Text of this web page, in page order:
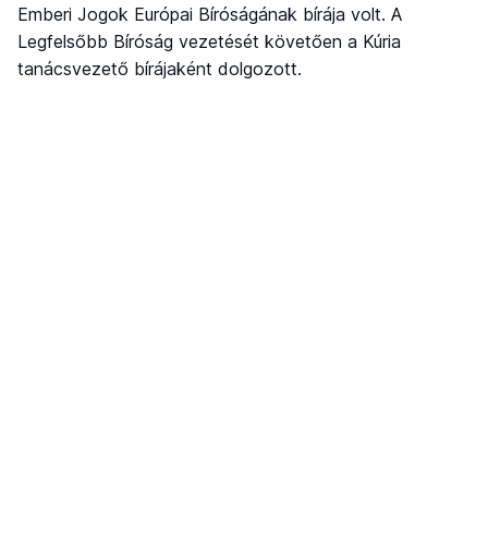
Emberi Jogok Európai Bíróságának bírája volt. A
Legfelsőbb Bíróság vezetését követően a Kúria
tanácsvezető bírájaként dolgozott.